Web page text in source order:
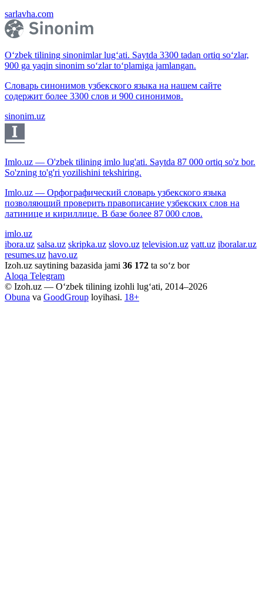
sarlavha.com
O‘zbek tilining sinonimlar lug‘ati. Saytda 3300 tadan ortiq so‘zlar,
900 ga yaqin sinonim so‘zlar to‘plamiga jamlangan.
Словарь синонимов узбекского языка на нашем сайте
содержит более 3300 слов и 900 синонимов.
sinonim.uz
Imlo.uz — O'zbek tilining imlo lug'ati. Saytda 87 000 ortiq so'z bor.
So'zning to'g'ri yozilishini tekshiring.
Imlo.uz — Орфографический словарь узбекского языка
позволяющий проверить правописание узбекских слов на
латинице и кириллице. В базе более 87 000 слов.
imlo.uz
ibora.uz salsa.uz skripka.uz slovo.uz television.uz vatt.uz iboralar.uz
resumes.uz havo.uz
Izoh.uz saytining bazasida jami 36 172 ta so‘z bor
Aloqa Telegram
© Izoh.uz — O‘zbek tilining izohli lug‘ati, 2014–2026
Obuna va GoodGroup loyihasi. 18+